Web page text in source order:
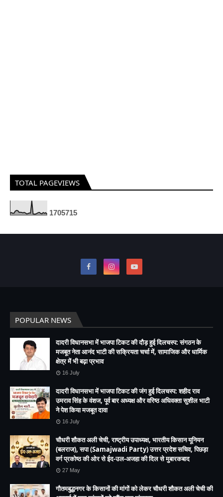
TOTAL PAGEVIEWS
1705715
POPULAR NEWS
दादरी विधानसभा में भाजपा टिकट की दौड़ हुई दिलचस्प: संगठन के
मजबूत नेता आनंद भाटी की सक्रियता चर्चा में, सामाजिक और धार्मिक
क्षेत्र में भी बढ़ा प्रभाव
16 July
दादरी विधानसभा में भाजपा टिकट की जंग हुई दिलचस्प: शहीद राव
उमराव सिंह के वंशज, पूर्व बार अध्यक्ष और वरिष्ठ अधिवक्ता सुशील भाटी
ने पेश किया मजबूत दावा
16 July
चौधरी शौकत अली चेची, राष्ट्रीय उपाध्यक्ष, भारतीय किसान यूनियन
(बलराज), सपा (Samajwadi Party) उत्तर प्रदेश सचिव, पिछड़ा
वर्ग प्रकोष्ठ की ओर से ईद-उल-अजहा की दिल से मुबारकबाद
27 May
गौतमबुद्धनगर के किसानों की मांगों को लेकर चौधरी शौकत अली चेची की